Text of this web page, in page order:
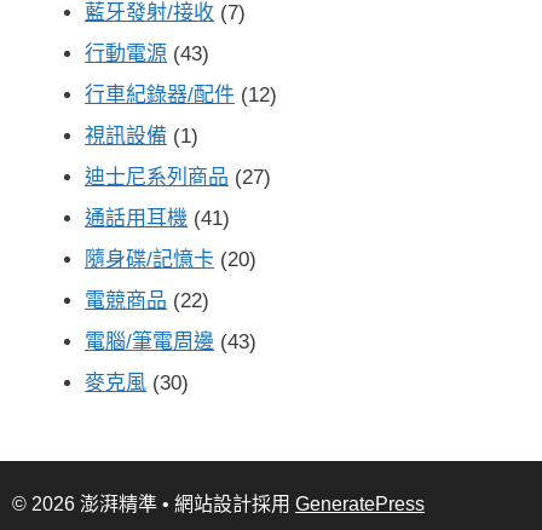
藍牙發射/接收 (7)
行動電源 (43)
行車紀錄器/配件 (12)
視訊設備 (1)
迪士尼系列商品 (27)
通話用耳機 (41)
隨身碟/記憶卡 (20)
電競商品 (22)
電腦/筆電周邊 (43)
麥克風 (30)
© 2026 澎湃精準 • 網站設計採用 GeneratePress